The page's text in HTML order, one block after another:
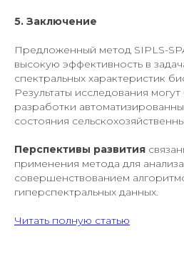
5. Заключение
Предложенный метод SIPLS-
высокую эффективность в
спектральных характеристик
Результаты исследования
разработки
состояния
Перспективы развития
применения метода для
совершенствованием
гиперспектральных данных.
Читать полную статью